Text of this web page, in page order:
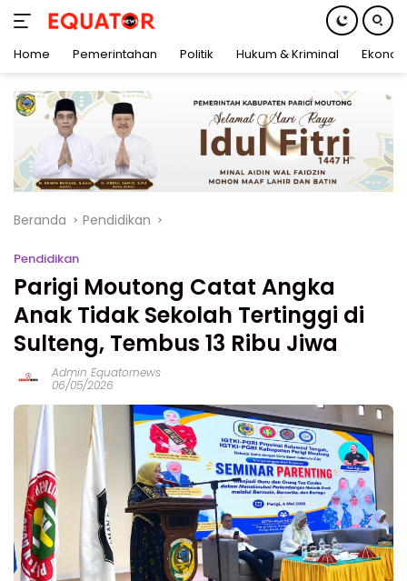
konten
Home Pemerintahan Politik Hukum & Kriminal
Beranda Pendidikan
Pendidikan
Parigi Moutong Catat Angka
Anak Tidak Sekolah Tertinggi di
Sulteng, Tembus 13 Ribu Jiwa
Admin Equatornews
06/05/2026